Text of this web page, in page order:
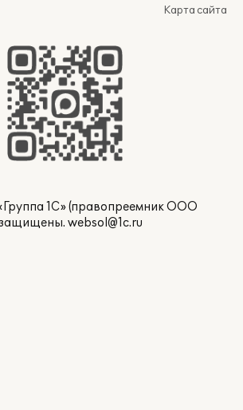
Карта сайта
1С» (правопреемник ООО
защищены. websol@1c.ru